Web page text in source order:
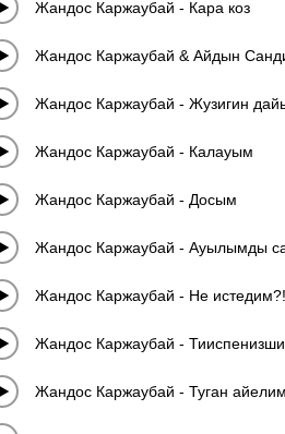
Жандос Каржаубай - Кара коз
Жандос Каржаубай & Айдын
Жандос Каржаубай - Жузигин
Жандос Каржаубай - Калауым
Жандос Каржаубай - Досым
Жандос Каржаубай - Ауылымды
Жандос Каржаубай - Не истедим?!
Жандос Каржаубай -
Жандос Каржаубай - Туган айелим